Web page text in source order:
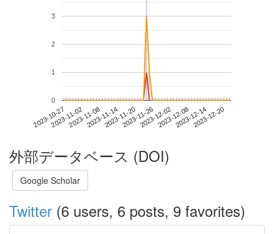
2023-10-272023-11-022023-11-082023-11-142023-11-202023-11-262023-12-022023-12-082023-12-142023-12-20
0
1
2
3
外部データベース (DOI)
Google Scholar
Twitter (6 users, 6 posts, 9 favorites)